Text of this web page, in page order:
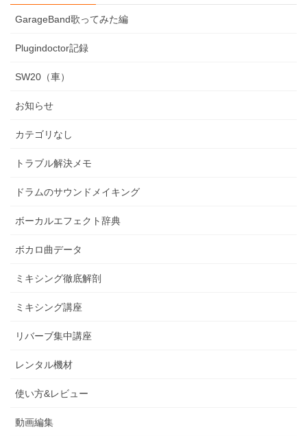
GarageBand歌ってみた編
Plugindoctor記録
SW20（車）
お知らせ
カテゴリなし
トラブル解決メモ
ドラムのサウンドメイキング
ボーカルエフェクト辞典
ボカロ曲データ
ミキシング徹底解剖
ミキシング講座
リバーブ集中講座
レンタル機材
使い方&レビュー
動画編集